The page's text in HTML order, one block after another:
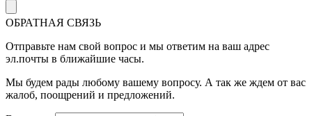
ОБРАТНАЯ СВЯЗЬ
Отправьте нам свой вопрос и мы ответим на ваш адрес
эл.почты в ближайшие часы.
Мы будем рады любому вашему вопросу. А так же ждем от вас
жалоб, поощрений и предложений.